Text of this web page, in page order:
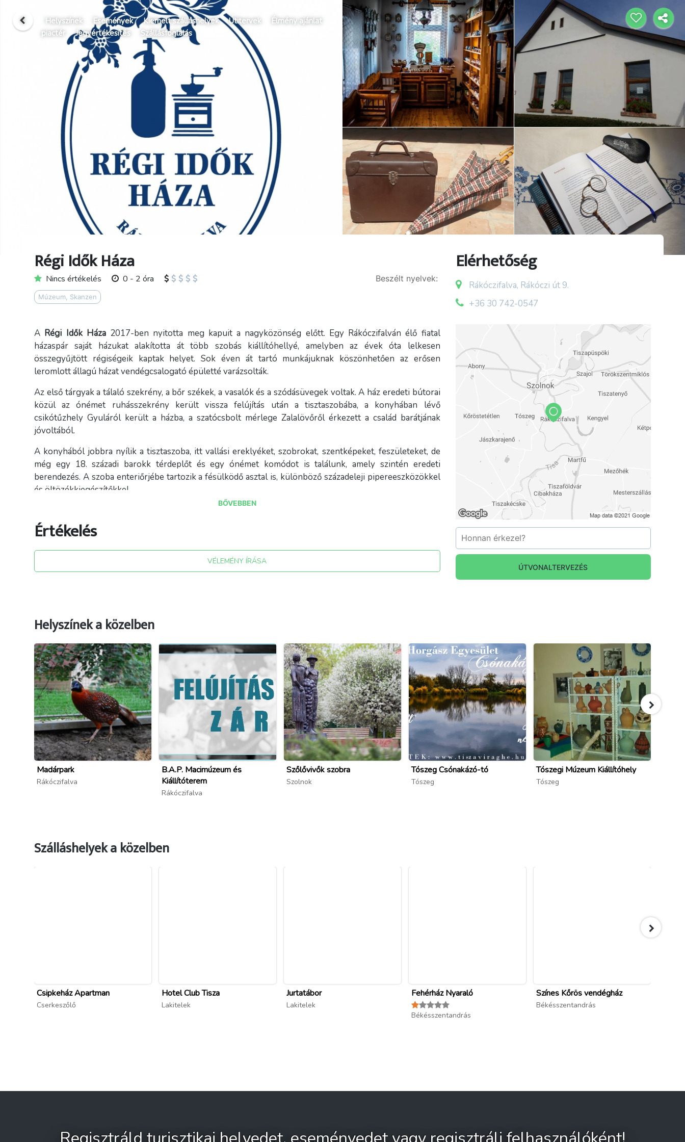
Helyszínek Események Kiemelt szálláshelyek Útitervek
Élmény ajánlat
piactér
Jegyértékesítés Szállásfoglalás
Régi Idők Háza
Nincs értékelés 0 - 2 óra Beszélt nyelvek:
Múzeum, Skanzen
A Régi Idők Háza2017-ben nyitotta meg kapuit a nagyközönség előtt. Egy Rákóczifalván élő fiatal
házaspár saját házukat alakította át több szobás kiállítóhellyé, amelyben az évek óta lelkesen
összegyűjtött régiségeik kaptak helyet. Sok éven át tartó munkájuknak köszönhetően az erősen
leromlott állagú házat vendégcsalogató épületté varázsolták.
Az első tárgyak a tálaló szekrény, a bőr székek, a vasalók és a szódásüvegek voltak. A ház eredeti bútorai
közül az ónémet ruhásszekrény került vissza felújítás után a tisztaszobába, a konyhában lévő
csikótűzhely Gyuláról került a házba, a szatócsbolt mérlege Zalalövőről érkezett a család barátjának
jóvoltából.
A konyhából jobbra nyílik a tisztaszoba, itt vallási ereklyéket, szobrokat, szentképeket, feszületeket, de
még egy 18. századi barokk térdeplőt és egy ónémet komódot is találunk, amely szintén eredeti
berendezés. A szoba enteriőrjébe tartozik a fésülködő asztal is, különböző századeleji pipereeszközökkel
és öltözékkiegészítőkkel.
forrás: szolnok.tourinformszolnok.hu/listings/regi-idok-haza ; facebook.com/regiidokhaza
BŐVEBBEN
Értékelés
VÉLEMÉNY ÍRÁSA
Elérhetőség
Rákóczifalva, Rákóczi út 9.
+36 30 742-0547
ÚTVONALTERVEZÉS
Helyszínek a közelben
Madárpark
Rákóczifalva
B.A.P. Macimúzeum és
Kiállítóterem
Rákóczifalva
Szőlővivők szobra
Szolnok
Tószeg Csónakázó-tó
Tószeg
Tószegi Múzeum Kiállítóhely
Tószeg
Szálláshelyek a közelben
Csipkeház Apartman
Cserkeszőlő
Hotel Club Tisza
Lakitelek
Jurtatábor
Lakitelek
Fehérház Nyaraló
Békésszentandrás
Színes Kőrös vendégház
Békésszentandrás